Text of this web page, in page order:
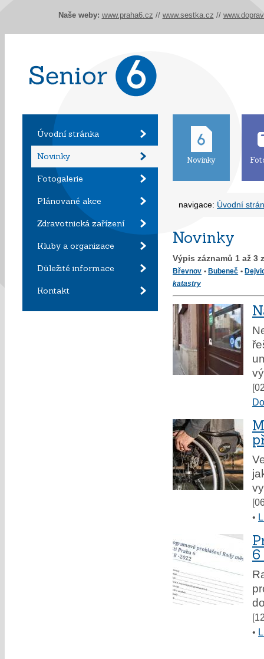
Úvodní stránka
Novinky
Fotogalerie
Plánované akce
Zdravotnická zařízení
Kluby a organizace
Důležité informace
Kontakt
Novinky
navigace: Úvodní
Novinky
Výpis záznamů 1 až 3
Břevnov •Bubeneč •
katastry
•
•
Naše weby: www.praha6.cz // www.sestka.cz //